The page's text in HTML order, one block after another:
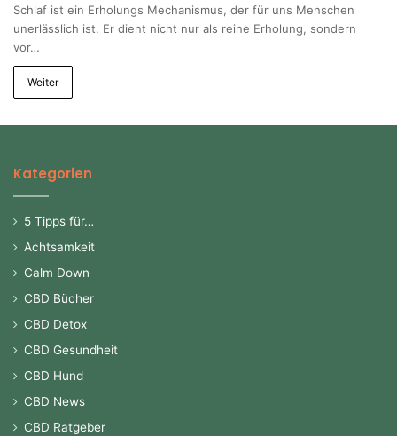
Schlaf ist ein Erholungs Mechanismus, der für uns Menschen
unerlässlich ist. Er dient nicht nur als reine Erholung, sondern
vor…
Weiter
Kategorien
5 Tipps für…
Achtsamkeit
Calm Down
CBD Bücher
CBD Detox
CBD Gesundheit
CBD Hund
CBD News
CBD Ratgeber